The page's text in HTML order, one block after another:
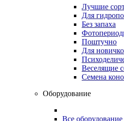
Лучшие
Для
Без запаха
Поштучно
Для
Веселящие
Семена
Оборудование
Все оборудование